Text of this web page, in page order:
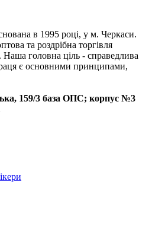
в 1995 році, у м. Черкаси.
та роздрібна торгівля
головна ціль - справедлива
є основними принципами,
159/3 база ОПС; корпус №3